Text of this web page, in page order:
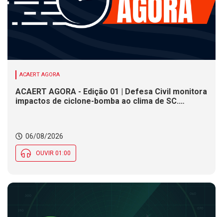
ACAERT AGORA
ACAERT AGORA - Edição 01 | Defesa Civil monitora
impactos de ciclone-bomba ao clima de SC.
seletivo nesta quinta (6)
06/08/2026
OUVIR 01:00